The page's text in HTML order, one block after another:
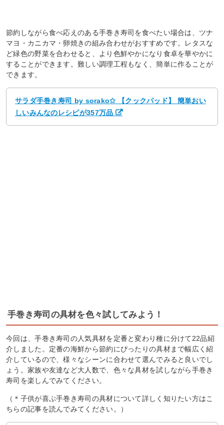
節約しながら食べ応えのある手巻き寿司を食べたい場合は、ツナ
マヨ・カニカマ・卵焼きの組み合わせがおすすめです。レタスな
ど緑色の野菜を合わせると、より色鮮やかになり食卓を華やかに
することができます。難しい調理工程もなく、簡単に作ることが
できます。
サラダ手巻き寿司 by sorako✩ 【クックパッド】 簡単おい
しいみんなのレシピが357万品
手巻き寿司の具材を色々試してみよう！
今回は、手巻き寿司の人気具材を定番と変わり種に分けて22品紹
介しました。定番の海鮮から節約にぴったりの具材まで幅広く紹
介しているので、様々なシーンに合わせて選んでみると良いでし
ょう。家族や友達など大人数で、色々な具材を試しながら手巻き
寿司を楽しんでみてください。
（＊子供が喜ぶ手巻き寿司の具材について詳しく知りたい方はこ
ちらの記事を読んでみてください。）